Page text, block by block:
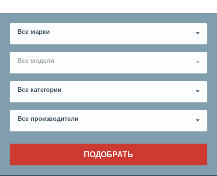
Все марки
Все модели
Все категории
Все производители
ПОДОБРАТЬ